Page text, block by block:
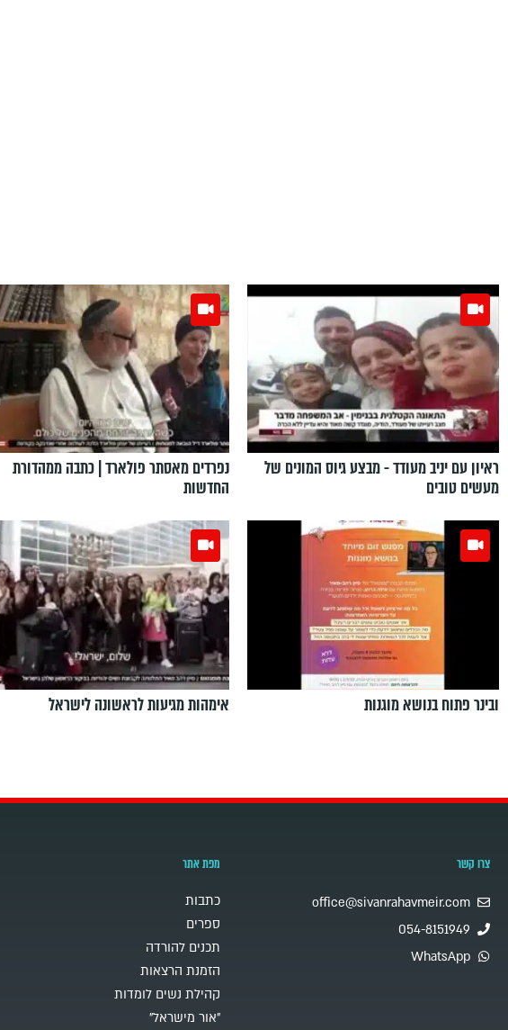
ראיון עם יניב מעודד - מבצע גיוס המונים של
מעשים טובים
נפרדים מאסתר פולארד | כתבה ממהדורת
החדשות
ובינר פתוח בנושא מוגנות אימהות מגיעות לראשונה לישראל
צרו קשר
office@sivanrahavmeir.com
054-8151949
WhatsApp
מפת אתר
כתבות
ספרים
תכנים להורדה
הזמנת הרצאות
קהילת נשים לומדות
"אור מישראל"